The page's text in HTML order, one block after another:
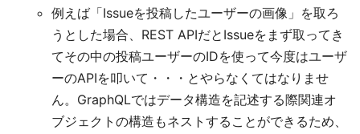
例えば「Issueを投稿したユーザーの画像」を取ろ
うとした場合、REST APIだとIssueをまず取ってき
てその中の投稿ユーザーのIDを使って今度はユーザ
ーのAPIを叩いて・・・とやらなくてはなりませ
ん。GraphQLではデータ構造を記述する際関連オ
ブジェクトの構造もネストすることができるため、